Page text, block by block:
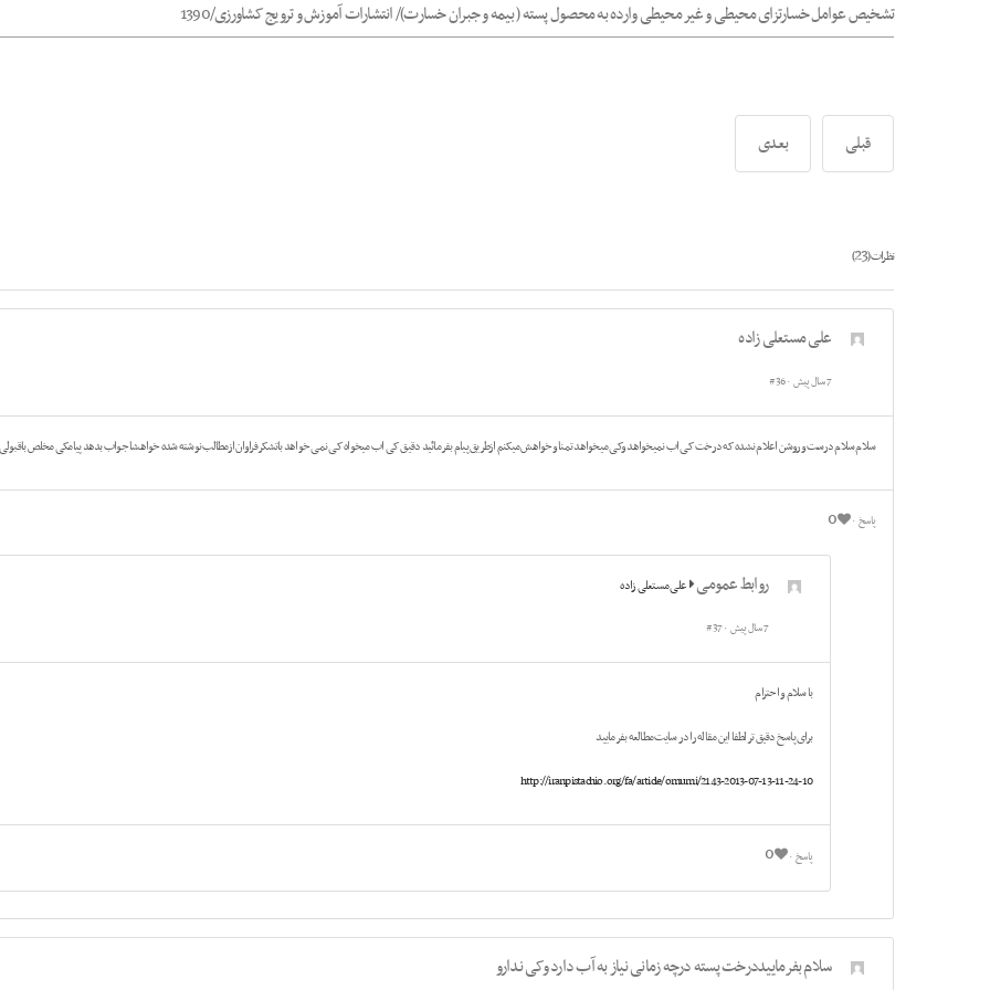
تشخیص عوامل خسارتزای محیطی و غیر محیطی وارده به محصول پسته ( بیمه و جبران خسارت)/ انتشارات آموزش و ترویج کشاورزی/1390
قبلی بعدی
نظرات (23
)
علی مستعلی زاده
7 سال پیش #36
سلام سلام درست وروشن اعلام نشده که درخت کی اب نمیخواهد وکی میخواهد تمنا وخواهش میکنم ازطریق پیام بفرمائید دقیق کی اب میخواه کی نمی خواهد باتشکر فراوان ازمطالب نوشته شده خواهشا جواب بدهد پیامکی مخلص
پاسخ 0
روابط عمومی علی مستعلی زاده
7 سال پیش #37
با سلام و احترام
برای پاسخ دقیق تر لطفا این مقاله را در سایت مطالعه بفرمایید
http://iranpistachio.org/fa/article/omumi/2143-2013-07-13-11-24-10
پاسخ 0
سلام بفرماییددرخت پسته درچه زمانی نیاز به آب دارد وکی ندارو